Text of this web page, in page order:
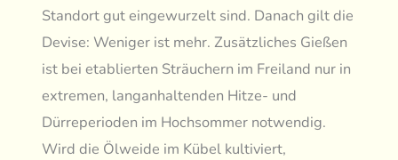
Standort gut eingewurzelt sind. Danach gilt die
Devise: Weniger ist mehr. Zusätzliches Gießen
ist bei etablierten Sträuchern im Freiland nur in
extremen, langanhaltenden Hitze- und
Dürreperioden im Hochsommer notwendig.
Wird die Ölweide im Kübel kultiviert,